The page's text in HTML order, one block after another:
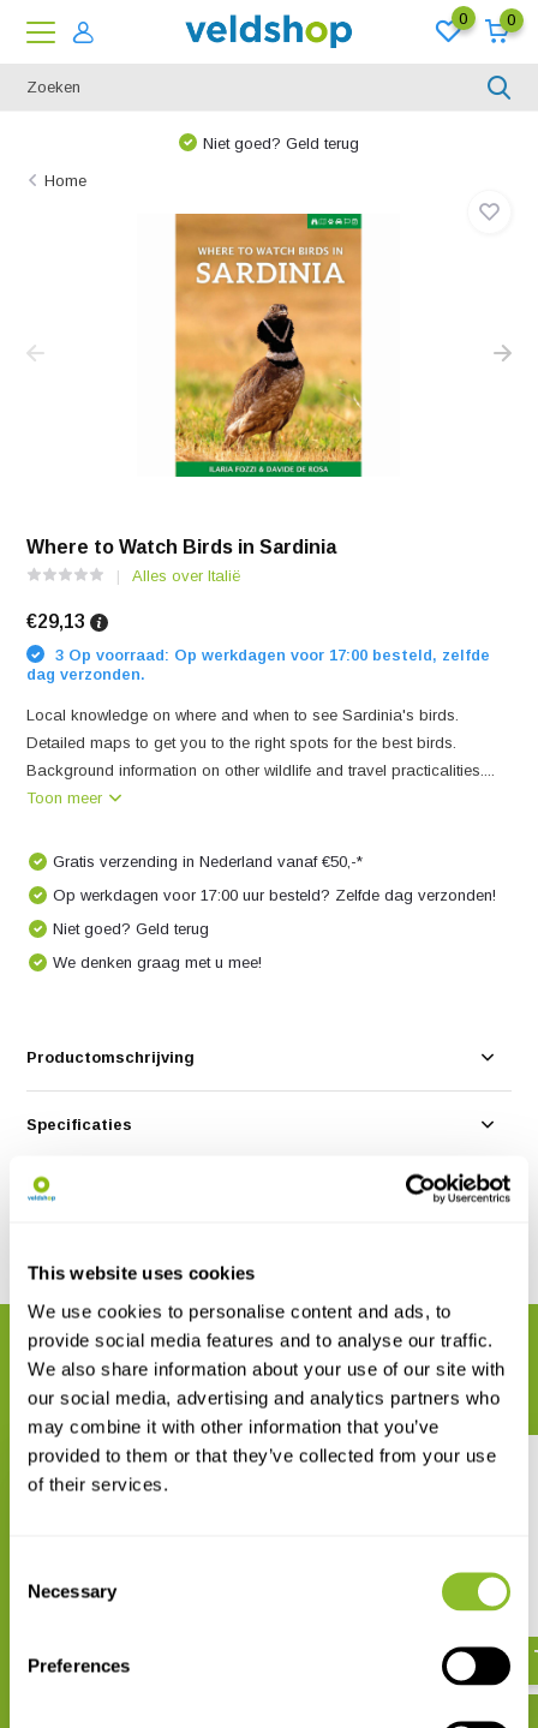
This website uses cookies
We use cookies to personalise content and ads, to
provide social media features and to analyse our traffic.
We also share information about your use of our site with
our social media, advertising and analytics partners who
may combine it with other information that you’ve
provided to them or that they’ve collected from your use
of their services.
Selection
Necessary
Preferences
0 0
Niet goed? Geld terug
Home
Where to Watch Birds in Sardinia
Alles over Italië
€29,13
3 Op voorraad: Op werkdagen voor 17:00 besteld, zelfde
dag verzonden.
Local knowledge on where and when to see Sardinia's birds.
Detailed maps to get you to the right spots for the best birds.
Background information on other wildlife and travel practicalities....
Toon meer
Gratis verzending in Nederland vanaf €50,-*
Op werkdagen voor 17:00 uur besteld? Zelfde dag verzonden!
Niet goed? Geld terug
We denken graag met u mee!
Productomschrijving
Specificaties
Reviews
GERELATEERDE PRODUCTEN
Maak uw bestelling compleet
Crossbill Guide Cévennes and
Grands Causses
Birds of Spain